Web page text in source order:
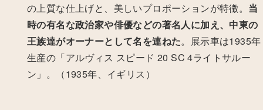
の上質な仕上げと、美しいプロポーションが特徴。 当
時の有名な政治家や俳優などの著名人に加え、中東の
王族達がオーナーとして名を連ねた。展示車は1935年
生産の「アルヴィス スピード 20 SC 4ライトサルー
ン」。（1935年、イギリス）